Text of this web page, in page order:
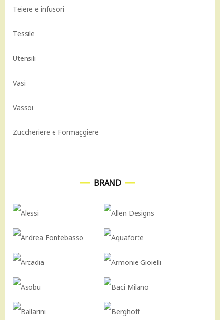
Teiere e infusori
Tessile
Utensili
Vasi
Vassoi
Zuccheriere e Formaggiere
BRAND